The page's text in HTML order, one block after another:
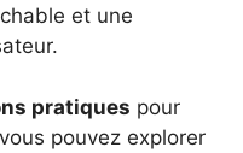
et une
pratiques pour
pouvez explorer